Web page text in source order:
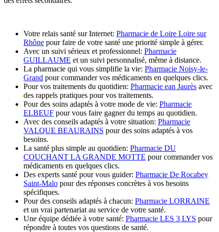
Votre relais santé sur Internet: Pharmacie de Loire Loire sur
Rhône pour faire de votre santé une priorité simple à gérer.
Avec un suivi sérieux et professionnel: Pharmacie
GUILLAUME et un suivi personnalisé, même à distance.
La pharmacie qui vous simplifie la vie: Pharmacie Noisy-le-
Grand pour commander vos médicaments en quelques clics.
Pour vos traitements du quotidien: Pharmacie ean Jaurès avec
des rappels pratiques pour vos traitements.
Pour des soins adaptés à votre mode de vie: Pharmacie
ELBEUF pour vous faire gagner du temps au quotidien.
Avec des conseils adaptés à votre situation: Pharmacie
VALQUE BEAURAINS pour des soins adaptés à vos
besoins.
La santé plus simple au quotidien: Pharmacie DU
COUCHANT LA GRANDE MOTTE pour commander vos
médicaments en quelques clics.
Des experts santé pour vous guider: Pharmacie De Rocabey
Saint-Malo pour des réponses concrètes à vos besoins
spécifiques.
Pour des conseils adaptés à chacun: Pharmacie LORRAINE
et un vrai partenariat au service de votre santé.
Une équipe dédiée à votre santé: Pharmacie LES 3 LYS pour
répondre à toutes vos questions de santé.